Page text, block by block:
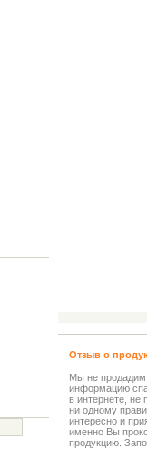
Отзыв о
Мы не
информацию
в интернете, не
ни одному
интересно и
именно Вы
продукцию.